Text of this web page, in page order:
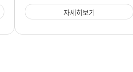
자세히보기